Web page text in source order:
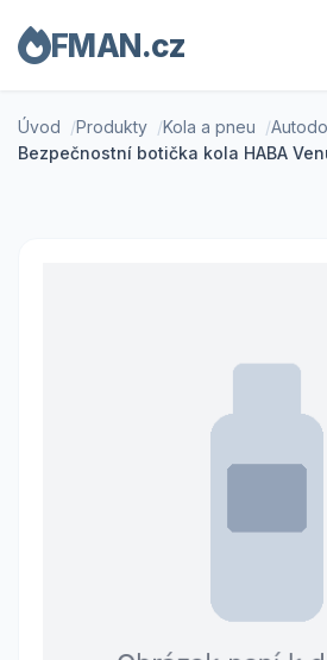
FMAN.cz
Úvod Produkty Kola a pneu
Bezpečnostní botička kola HABA